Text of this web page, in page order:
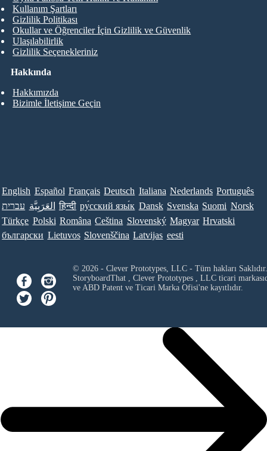
Hakkında
Hakkımızda
Bizimle İletişime Geçin
Kullanım Şartları
Gizlilik Politikası
Okullar ve Öğrenciler İçin Gizlilik ve Güvenlik
Ulaşılabilirlik
Gizlilik Seçenekleriniz
English Español Français Deutsch Italiana Nederlands Português
עברית العَرَبِيَّة हिन्दी ру́сский язы́к Dansk Svenska Suomi Norsk
Türkçe Polski Româna Ceština Slovenský Magyar Hrvatski
български Lietuvos Slovenščina Latvijas eesti
© 2026 - Clever Prototypes, LLC - Tüm hakları Saklıdır.
StoryboardThat , Clever Prototypes , LLCticari
ve ABD Patent ve Ticari Marka Ofisi'ne kayıtlıdır.